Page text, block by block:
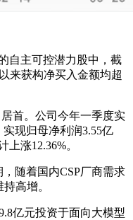
自主可控潜力股中，截
来获构净买入金额均超
首。公司今年一季度实
现归母净利润3.55亿
涨12.36%。
随着国内CSP厂商需求
高增。
亿元投资于面向大模型